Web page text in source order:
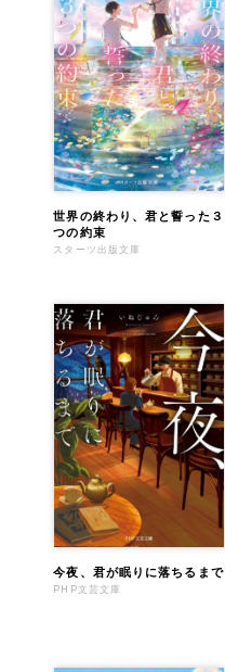
世界の終わり、君と誓った３
つの約束
スターツ出版文庫
今夜、君が眠りに落ちるまで
PHP文芸文庫